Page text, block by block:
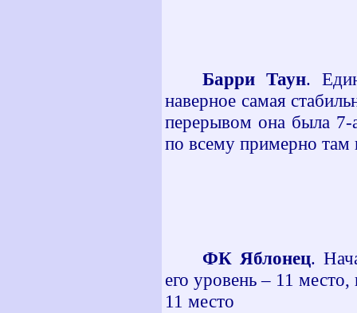
Барри Таун.
наверное самая
перерывом она была 7-
по всему примерно там
ФК Яблонец.
его уровень – 11
11 место